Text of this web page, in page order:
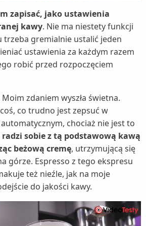
zapisać, jako ustawienia
kawy. Nie ma niestety funkcji
gremialnie ustalić jeden
ustawienia za każdym razem
robić przed rozpoczęciem
Moim zdaniem wyszła świetna.
co trudno jest zepsuć w
chociaż nie jest to
radzi sobie z tą podstawową kawą
beżową cremę, utrzymującą się
górze. Espresso z tego ekspresu
też nieźle, jak na moje
do jakości kawy.